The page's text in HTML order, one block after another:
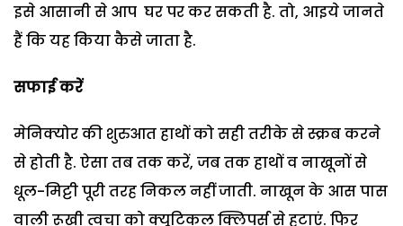
इसे आसानी से आप घर पर कर सकती है. तो, आइये जानते
हैं कि यह किया कैसे जाता है.
सफाई करें
मेनिक्योर की शुरुआत हाथों को सही तरीके से स्क्रब करने
से होती है. ऐसा तब तक करें, जब तक हाथों व नाखूनों से
धूल-मिट्टी पूरी तरह निकल नहीं जाती. नाखून के आस पास
वाली रूखी त्वचा को क्यूटिकल क्लिपर्स से हटाएं. फिर